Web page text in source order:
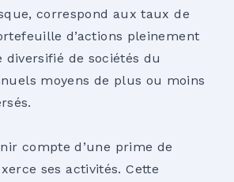
correspond aux taux de
d’actions pleinement
de sociétés du
moyens de plus ou moins
compte d’une prime de
ses activités. Cette